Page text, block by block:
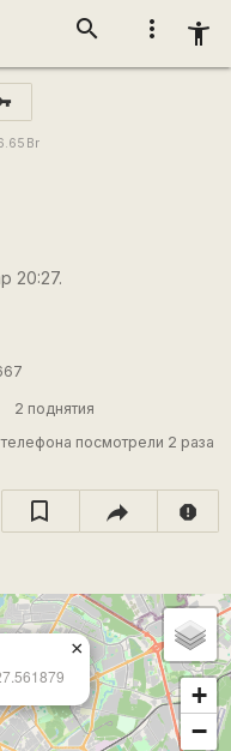
more_vert accessibility_new
search
Br
20:27.
2 поднятия
посмотрели 2 раза
report
×
+
−